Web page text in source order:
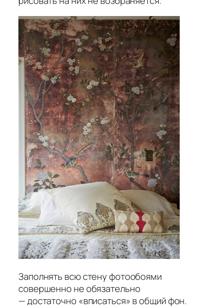
Заполнять всю стену фотообоями
совершенно не обязательно
— достаточно «вписаться» в общий фон.